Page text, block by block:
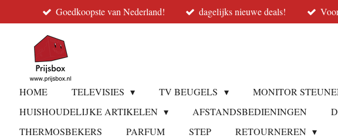
direct
hoofdinhoud
Goedkoopste van Nederland! dagelijks nieuwe deals!
HOME TELEVISIES TV BEUGELS MONITOR
HUISHOUDELIJKE ARTIKELEN
AFSTANDSBEDIENINGEN
THERMOSBEKERS
PARFUM STEP RETOURNEREN